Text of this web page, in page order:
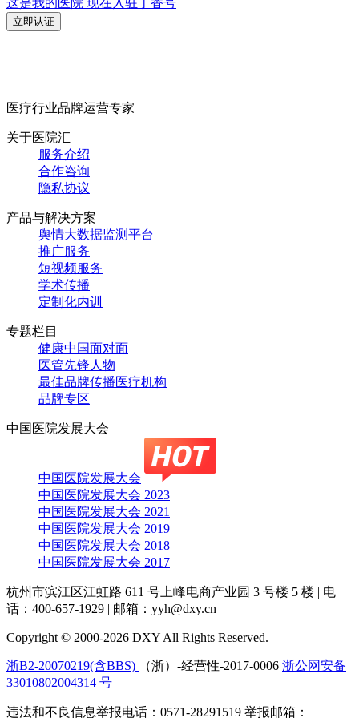
这是我的医院 现在入驻丁香号
立即认证
医疗行业品牌运营专家
关于医院汇
服务介绍
合作咨询
隐私协议
产品与解决方案
舆情大数据监测平台
推广服务
短视频服务
学术传播
定制化内训
专题栏目
健康中国面对面
医管先锋人物
最佳品牌传播医疗机构
品牌专区
中国医院发展大会
中国医院发展大会
中国医院发展大会 2023
中国医院发展大会 2021
中国医院发展大会 2019
中国医院发展大会 2018
中国医院发展大会 2017
杭州市滨江区江虹路 611 号上峰电商产业园 3 号楼 5 楼 | 电
话：400-657-1929 | 邮箱：yyh@dxy.cn
Copyright © 2000-2026 DXY All Rights Reserved.
浙B2-20070219(含BBS) （浙）-经营性-2017-0006 浙公网安备
33010802004314 号
违法和不良信息举报电话：0571-28291519 举报邮箱：